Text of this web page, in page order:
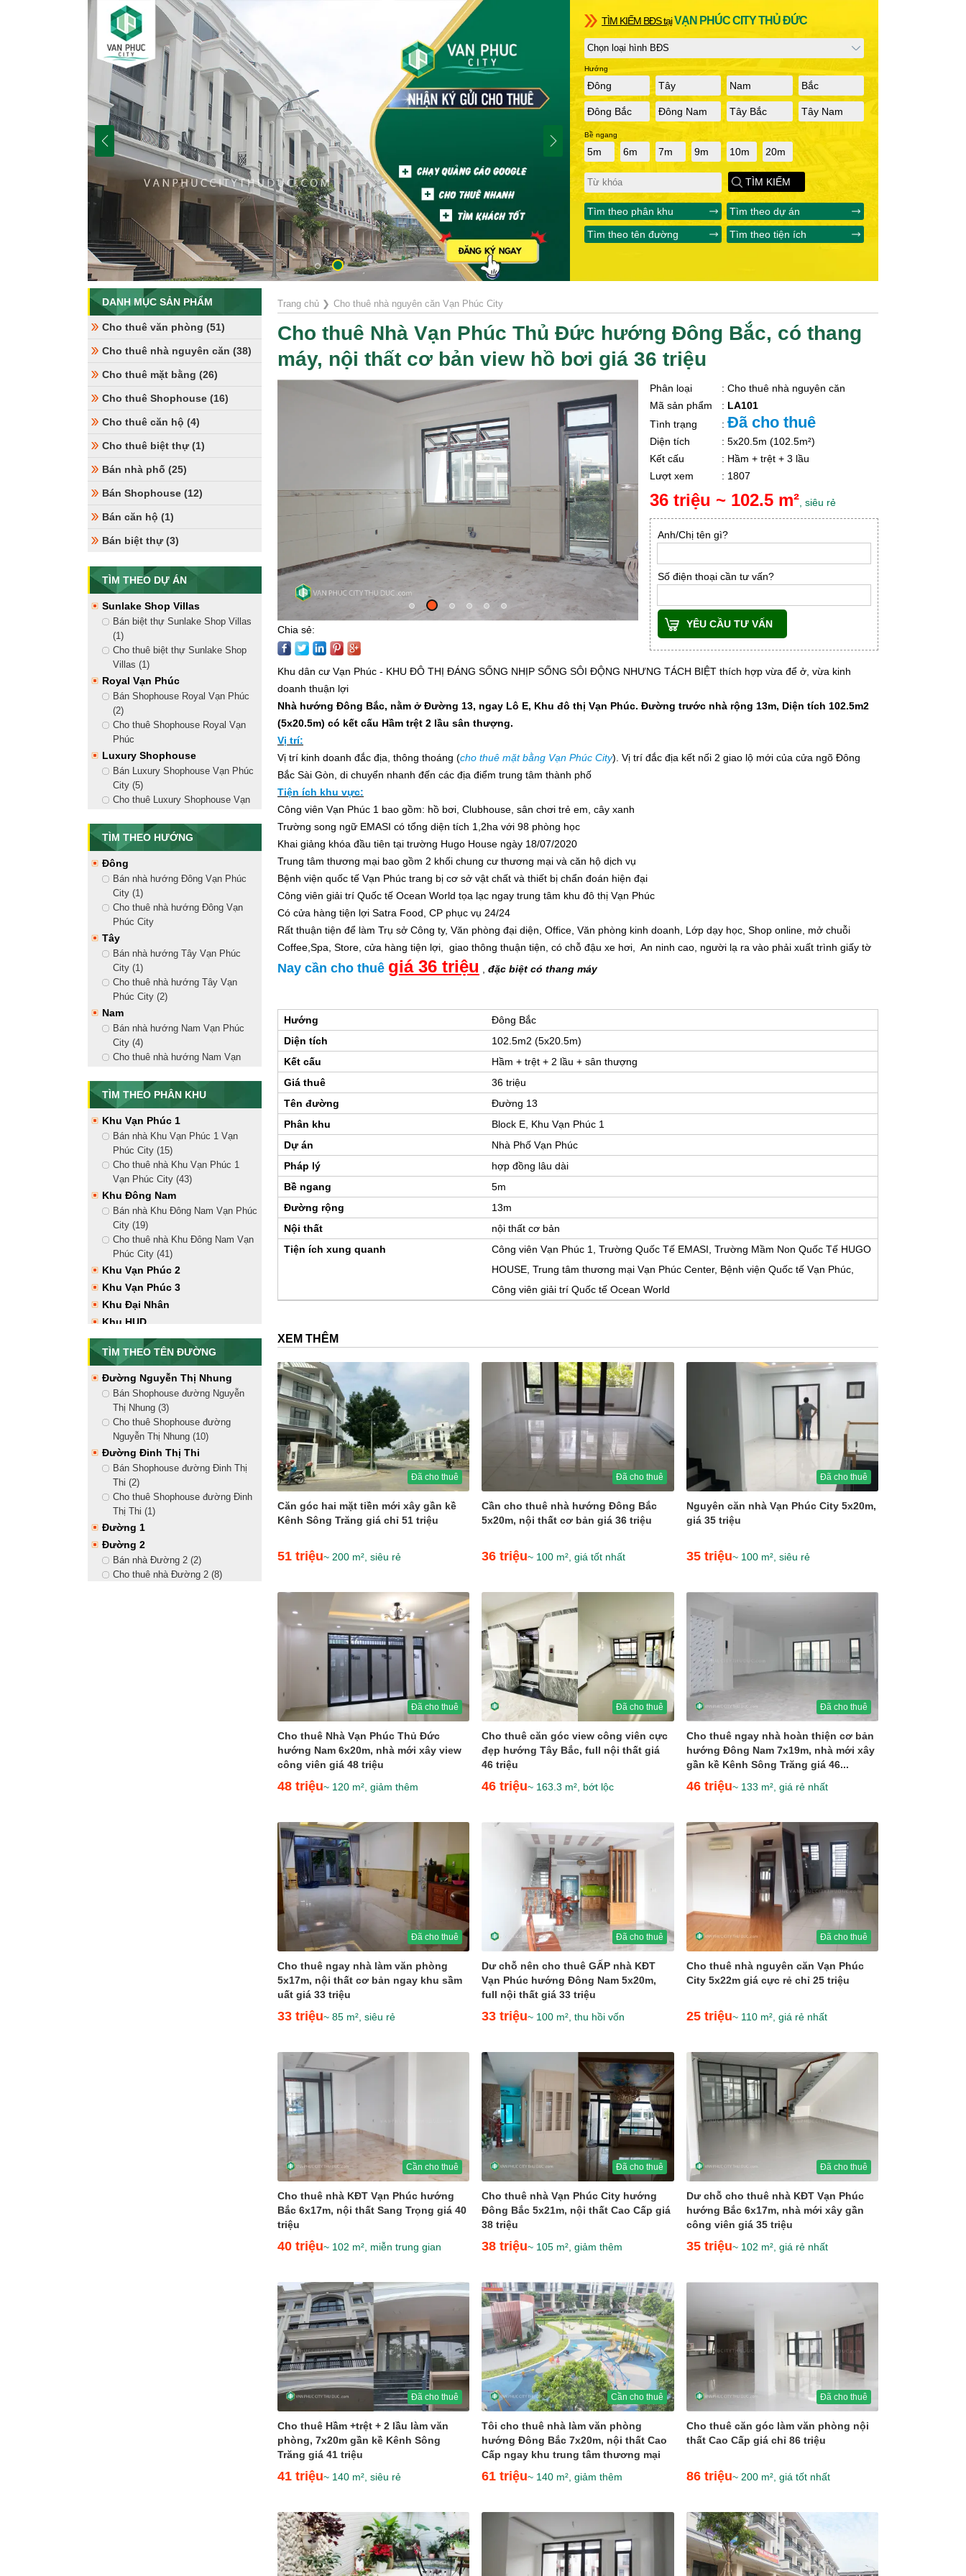
TÌM KIẾM BĐS tạiVẠN PHÚC CITY THỦ ĐỨC
Hướng
Đông Tây Nam Bắc
Đông Bắc Đông Nam Tây Bắc Tây Nam
Bề ngang
5m 6m 7m 9m 10m 20m
TÌM KIẾM
Tìm theo phân khu
Tìm theo dự án
Tìm theo tên đường
Tìm theo tiện ích
Trang chủ ❯ Cho thuê nhà nguyên căn Vạn Phúc City
Cho thuê Nhà Vạn Phúc Thủ Đức hướng Đông Bắc, có thang
máy, nội thất cơ bản view hồ bơi giá 36 triệu
Phân loại
: Cho thuê nhà nguyên căn
Mã sản phẩm
: LA101
Tình trạng
:Đã cho thuê
Diện tích
: 5x20.5m (102.5m²)
Kết cấu
: Hầm + trệt + 3 lầu
Lượt xem
: 1807
36 triệu ~ 102.5 m², siêu rẻ
Anh/Chị tên gì?
Số điện thoại cần tư vấn?
YÊU CẦU TƯ VẤN
Chia sẻ:
Khu dân cư Vạn Phúc - KHU ĐÔ THỊ ĐÁNG SỐNG NHỊP SỐNG SÔI ĐỘNG NHƯNG TÁCH BIỆT thích hợp vừa để ở, vừa kinh
doanh thuận lợi
Nhà hướng Đông Bắc, nằm ở Đường 13, ngay Lô E, Khu đô thị Vạn Phúc. Đường trước nhà rộng 13m, Diện tích 102.5m2
(5x20.5m) có kết cấu Hầm trệt 2 lầu sân thượng.
Vị trí:
Vị trí kinh doanh đắc địa, thông thoáng (cho thuê mặt bằng Vạn Phúc City). Vị trí đắc địa kết nối 2 giao lộ mới của cửa ngõ Đông
Bắc Sài Gòn, di chuyển nhanh đến các địa điểm trung tâm thành phố
Tiện ích khu vực:
Công viên Vạn Phúc 1 bao gồm: hồ bơi, Clubhouse, sân chơi trẻ em, cây xanh
Trường song ngữ EMASI có tổng diện tích 1,2ha với 98 phòng học
Khai giảng khóa đầu tiên tại trường Hugo House ngày 18/07/2020
Trung tâm thương mại bao gồm 2 khối chung cư thương mại và căn hộ dịch vụ
Bệnh viện quốc tế Vạn Phúc trang bị cơ sở vật chất và thiết bị chẩn đoán hiện đại
Công viên giải trí Quốc tế Ocean World tọa lạc ngay trung tâm khu đô thị Vạn Phúc
Có cửa hàng tiện lợi Satra Food, CP phục vụ 24/24
Rất thuận tiện để làm Trụ sở Công ty, Văn phòng đại diện, Office, Văn phòng kinh doanh, Lớp dạy học, Shop online, mở chuỗi
Coffee,Spa, Store, cửa hàng tiện lợi, giao thông thuận tiện, có chỗ đậu xe hơi, An ninh cao, người lạ ra vào phải xuất trình giấy tờ
Nay cần cho thuê giá 36 triệu đặc biệt có thang máy
Hướng
Đông Bắc
Diện tích
102.5m2 (5x20.5m)
Kết cấu
Hầm + trệt + 2 lầu + sân thượng
Giá thuê
36 triệu
Tên đường
Đường 13
Phân khu
Block E, Khu Vạn Phúc 1
Dự án
Nhà Phố Vạn Phúc
Pháp lý
hợp đồng lâu dài
Bề ngang
5m
Đường rộng
13m
Nội thất
nội thất cơ bản
Tiện ích xung quanh
Công viên Vạn Phúc 1, Trường Quốc Tế EMASI, Trường Mầm Non Quốc Tế HUGO
HOUSE, Trung tâm thương mại Vạn Phúc Center, Bệnh viện Quốc tế Vạn Phúc,
Công viên giải trí Quốc tế Ocean World
XEM THÊM
Đã cho thuê
Căn góc hai mặt tiền mới xây gần kề
Kênh Sông Trăng giá chỉ 51 triệu
51 triệu~ 200 m², siêu rẻ
Đã cho thuê
Cần cho thuê nhà hướng Đông Bắc
5x20m, nội thất cơ bản giá 36 triệu
36 triệu~ 100 m², giá tốt nhất
Đã cho thuê
Nguyên căn nhà Vạn Phúc City 5x20m,
giá 35 triệu
35 triệu~ 100 m², siêu rẻ
Đã cho thuê
Cho thuê Nhà Vạn Phúc Thủ Đức
hướng Nam 6x20m, nhà mới xây view
công viên giá 48 triệu
48 triệu~ 120 m², giảm thêm
Đã cho thuê
Cho thuê căn góc view công viên cực
đẹp hướng Tây Bắc, full nội thất giá
46 triệu
46 triệu~ 163.3 m², bớt lộc
Đã cho thuê
Cho thuê ngay nhà hoàn thiện cơ bản
hướng Đông Nam 7x19m, nhà mới xây
gần kề Kênh Sông Trăng giá 46...
46 triệu~ 133 m², giá rẻ nhất
Đã cho thuê
Cho thuê ngay nhà làm văn phòng
5x17m, nội thất cơ bản ngay khu sầm
uất giá 33 triệu
33 triệu~ 85 m², siêu rẻ
Đã cho thuê
Dư chỗ nên cho thuê GẤP nhà KĐT
Vạn Phúc hướng Đông Nam 5x20m,
full nội thất giá 33 triệu
33 triệu~ 100 m², thu hồi vốn
Đã cho thuê
Cho thuê nhà nguyên căn Vạn Phúc
City 5x22m giá cực rẻ chỉ 25 triệu
25 triệu~ 110 m², giá rẻ nhất
Cần cho thuê
Cho thuê nhà KĐT Vạn Phúc hướng
Bắc 6x17m, nội thất Sang Trọng giá 40
triệu
40 triệu~ 102 m², miễn trung gian
Đã cho thuê
Cho thuê nhà Vạn Phúc City hướng
Đông Bắc 5x21m, nội thất Cao Cấp giá
38 triệu
38 triệu~ 105 m², giảm thêm
Đã cho thuê
Dư chỗ cho thuê nhà KĐT Vạn Phúc
hướng Bắc 6x17m, nhà mới xây gần
công viên giá 35 triệu
35 triệu~ 102 m², giá rẻ nhất
Đã cho thuê
Cho thuê Hầm +trệt + 2 lầu làm văn
phòng, 7x20m gần kề Kênh Sông
Trăng giá 41 triệu
41 triệu~ 140 m², siêu rẻ
Cần cho thuê
Tôi cho thuê nhà làm văn phòng
hướng Đông Bắc 7x20m, nội thất Cao
Cấp ngay khu trung tâm thương mại
61 triệu~ 140 m², giảm thêm
Đã cho thuê
Cho thuê căn góc làm văn phòng nội
thất Cao Cấp giá chỉ 86 triệu
86 triệu~ 200 m², giá tốt nhất
DANH MỤC SẢN PHẨM
Cho thuê văn phòng (51)
Cho thuê nhà nguyên căn (38)
Cho thuê mặt bằng (26)
Cho thuê Shophouse (16)
Cho thuê căn hộ (4)
Cho thuê biệt thự (1)
Bán nhà phố (25)
Bán Shophouse (12)
Bán căn hộ (1)
Bán biệt thự (3)
TÌM THEO DỰ ÁN
Sunlake Shop Villas
Bán biệt thự Sunlake Shop Villas
(1)
Cho thuê biệt thự Sunlake Shop
Villas (1)
Royal Vạn Phúc
Bán Shophouse Royal Vạn Phúc
(2)
Cho thuê Shophouse Royal Vạn
Phúc
Luxury Shophouse
Bán Luxury Shophouse Vạn Phúc
City (5)
Cho thuê Luxury Shophouse Vạn
Golden Shophouse
Bán Golden Shophouse Vạn Phúc
City (8)
Cho thuê Golden Shophouse Vạn
Phúc City (13)
Shophouse Nguyễn Thị Nhung
Bán Shophouse Nguyễn Thị
Nhung (2)
Cho thuê Shophouse Nguyễn Thị
Nhung (10)
Nhà Phố Vạn Phúc
Bán nhà phố liền kề (15)
Cho thuê nhà mặt tiền (41)
Căn Hộ Vạn Phúc City
Bán căn hộ Vạn Phúc City (1)
Cho thuê căn hộ Vạn Phúc City
Bán biệt thự Mansion Vạn Phúc
(2)
Cho thuê biệt thự Mansion Vạn
Phúc (1)
TÌM THEO HƯỚNG
Đông
Bán nhà hướng Đông Vạn Phúc
City (1)
Cho thuê nhà hướng Đông Vạn
Phúc City
Tây
Bán nhà hướng Tây Vạn Phúc
City (1)
Cho thuê nhà hướng Tây Vạn
Phúc City (2)
Nam
Bán nhà hướng Nam Vạn Phúc
City (4)
Cho thuê nhà hướng Nam Vạn
Bắc
Bán nhà hướng Bắc Vạn Phúc
City (4)
Cho thuê nhà hướng Bắc Vạn
Phúc City (10)
Đông Bắc
Bán nhà hướng Đông Bắc Vạn
Phúc City (5)
Cho thuê nhà hướng Đông Bắc
Vạn Phúc City (14)
Đông Nam
Bán nhà hướng Đông Nam Vạn
Phúc City (5)
Cho thuê nhà hướng Đông Nam
Vạn Phúc City (12)
Tây Bắc
Bán nhà hướng Tây Bắc Vạn
Phúc City (7)
Cho thuê nhà hướng Tây Bắc Vạn
Phúc City (17)
Tây Nam
Bán nhà hướng Tây Nam Vạn
Phúc City (9)
Cho thuê nhà hướng Tây Nam
Vạn Phúc City (17)
TÌM THEO PHÂN KHU
Khu Vạn Phúc 1
Bán nhà Khu Vạn Phúc 1 Vạn
Phúc City (15)
Cho thuê nhà Khu Vạn Phúc 1
Vạn Phúc City (43)
Khu Đông Nam
Bán nhà Khu Đông Nam Vạn Phúc
City (19)
Cho thuê nhà Khu Đông Nam Vạn
Phúc City (41)
Khu Vạn Phúc 2
Khu Vạn Phúc 3
Khu Đại Nhân
Khu HUD
TÌM THEO TÊN ĐƯỜNG
Đường Nguyễn Thị Nhung
Bán Shophouse đường Nguyễn
Thị Nhung (3)
Cho thuê Shophouse đường
Nguyễn Thị Nhung (10)
Đường Đinh Thị Thi
Bán Shophouse đường Đinh Thị
Thi (2)
Cho thuê Shophouse đường Đinh
Thị Thi (1)
Đường 1
Đường 2
Bán nhà Đường 2 (2)
Cho thuê nhà Đường 2 (8)